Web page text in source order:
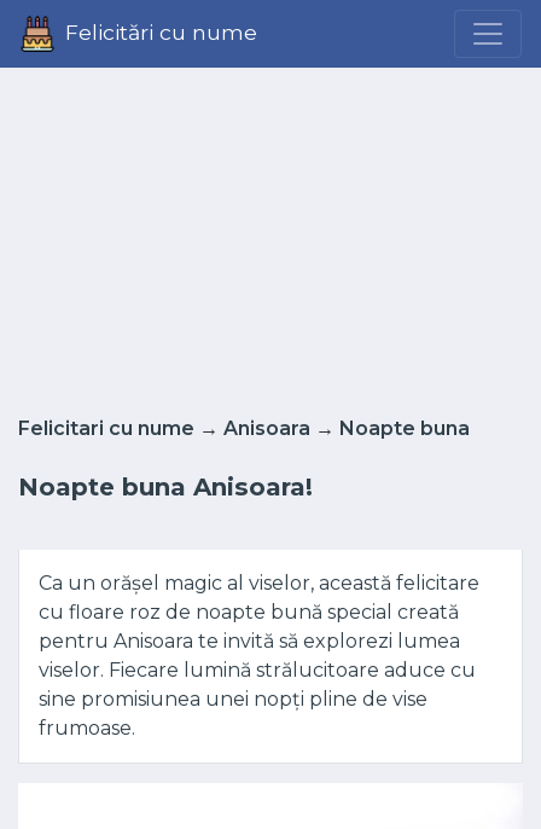
Felicitări cu nume
Felicitari cu nume → Anisoara → Noapte buna
Noapte buna Anisoara!
Ca un orășel magic al viselor, această felicitare
cu floare roz de noapte bună special creată
pentru Anisoara te invită să explorezi lumea
viselor. Fiecare lumină strălucitoare aduce cu
sine promisiunea unei nopți pline de vise
frumoase.